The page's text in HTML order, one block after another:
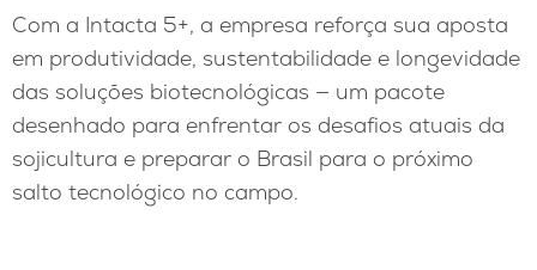
Com a Intacta 5+, a empresa reforça sua aposta
em produtividade, sustentabilidade e longevidade
das soluções biotecnológicas — um pacote
desenhado para enfrentar os desafios atuais da
sojicultura e preparar o Brasil para o próximo
salto tecnológico no campo.